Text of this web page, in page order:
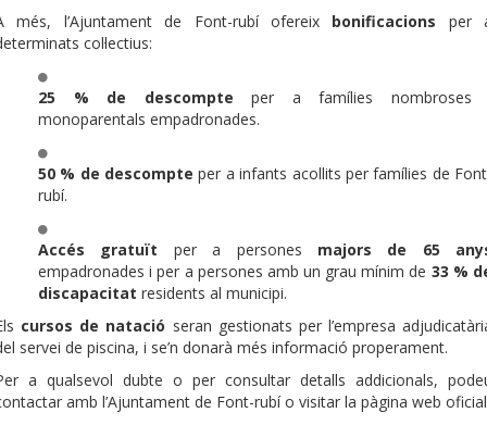
més, l’Ajuntament de Font-rubí ofereix bonificacions per
col·lectius:
25 % de descompte per a famílies nombroses
monoparentals empadronades.
50 % de descompte per a infants acollits per famílies de
rubí.
Accés gratuït per a persones majors de 65
empadronades i per a persones amb un grau mínim de 33 %
discapacitat residents al municipi.
cursos de natació seran gestionats per l’empresa
servei de piscina, i se’n donarà més informació properament.
a qualsevol dubte o per consultar detalls addicionals,
amb l’Ajuntament de Font-rubí o visitar la pàgina web